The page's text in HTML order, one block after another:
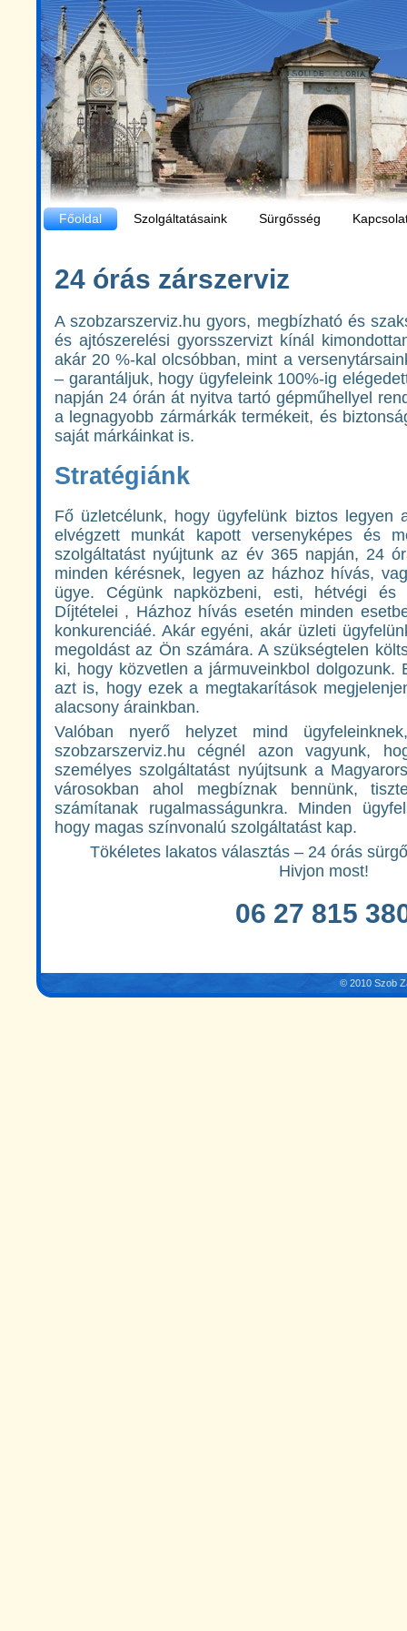
Főoldal Szolgáltatásaink Sürgősség
24 órás zárszerviz
A szobzarszerviz.hu gyors, megbízható és
és ajtószerelési gyorsszervizt kínál
akár 20 %-kal olcsóbban, mint a
– garantáljuk, hogy ügyfeleink 100%-ig
napján 24 órán át nyitva tartó gépműhellyel
a legnagyobb zármárkák termékeit, és
saját márkáinkat is.
Stratégiánk
Fő üzletcélunk, hogy ügyfelünk biztos legyen
elvégzett munkát kapott versenyképes és
szolgáltatást nyújtunk az év 365 napján, 24
minden kérésnek, legyen az házhoz hívás,
ügye. Cégünk napközbeni, esti, hétvégi és
Díjtételei , Házhoz hívás esetén minden
konkurenciáé. Akár egyéni, akár üzleti
megoldást az Ön számára. A szükségtelen
ki, hogy közvetlen a jármuveinkbol dolgozunk.
azt is, hogy ezek a megtakarítások
alacsony árainkban.
Valóban nyerő helyzet mind
szobzarszerviz.hu cégnél azon vagyunk,
személyes szolgáltatást nyújtsunk a
városokban ahol megbíznak bennünk,
számítanak rugalmasságunkra. Minden
hogy magas színvonalú szolgáltatást kap.
Tökéletes lakatos választás – 24 órás
Hivjon most!
06 27 815
© 2010 Szob